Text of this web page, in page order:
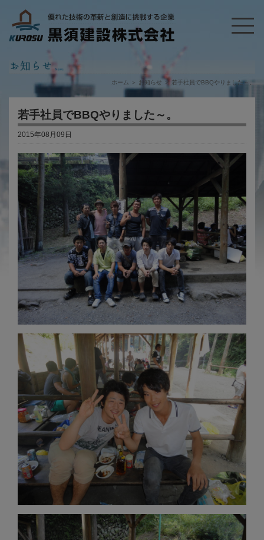
ホーム ＞ お知らせ ＞ 若手社員でBBQやりました～。
若手社員でBBQやりました～。
2015年08月09日